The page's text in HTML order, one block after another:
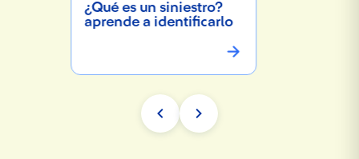
¿Qué es un siniestro?
aprende a identificarlo